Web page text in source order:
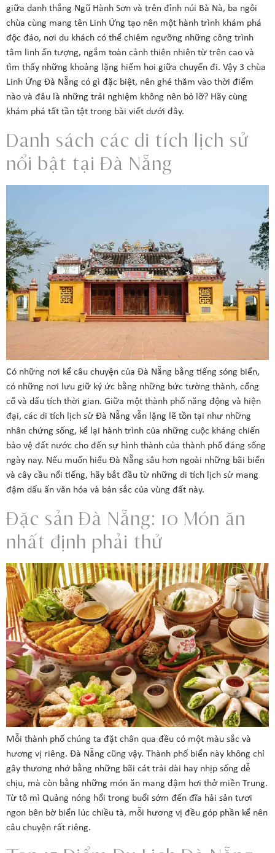
giữa danh thắng Ngũ Hành Sơn và trên đỉnh núi Bà Nà, ba ngôi
chùa cùng mang tên Linh Ứng tạo nên một hành trình khám phá
độc đáo, nơi du khách có thể chiêm ngưỡng những công trình
tâm linh ấn tượng, ngắm toàn cảnh thiên nhiên từ trên cao và
tìm thấy những khoảng lặng hiếm hoi giữa chuyến đi. Vậy 3 chùa
Linh Ứng Đà Nẵng có gì đặc biệt, nên ghé thăm vào thời điểm
nào và đâu là những trải nghiệm không nên bỏ lỡ? Hãy cùng
khám phá tất tần tật trong bài viết dưới đây.
Danh sách các di tích lịch sử
nổi bật tại Đà Nẵng
Có những nơi kể câu chuyện của Đà Nẵng bằng tiếng sóng biển,
có những nơi lưu giữ ký ức bằng những bức tường thành, cổng
cổ và dấu tích thời gian. Giữa một thành phố năng động và hiện
đại, các di tích lịch sử Đà Nẵng vẫn lặng lẽ tồn tại như những
nhân chứng sống, kể lại hành trình của những cuộc kháng chiến
bảo vệ đất nước cho đến sự hình thành của thành phố đáng sống
ngày nay. Nếu muốn hiểu Đà Nẵng sâu hơn ngoài những bãi biển
và cây cầu nổi tiếng, hãy bắt đầu từ những di tích lịch sử mang
đậm dấu ấn văn hóa và bản sắc của vùng đất này.
Đặc sản Đà Nẵng: 10 Món ăn
nhất định phải thử
Mỗi thành phố chúng ta đặt chân qua đều có một màu sắc và
hương vị riêng. Đà Nẵng cũng vậy. Thành phố biển này không chỉ
gây thương nhớ bằng những bãi cát trải dài hay nhịp sống dễ
chịu, mà còn bằng những món ăn mang đậm hơi thở miền Trung.
Từ tô mì Quảng nóng hổi trong buổi sớm đến đĩa hải sản tươi
ngon bên bờ biển lúc chiều tà, mỗi hương vị đều góp phần kể nên
câu chuyện rất riêng.